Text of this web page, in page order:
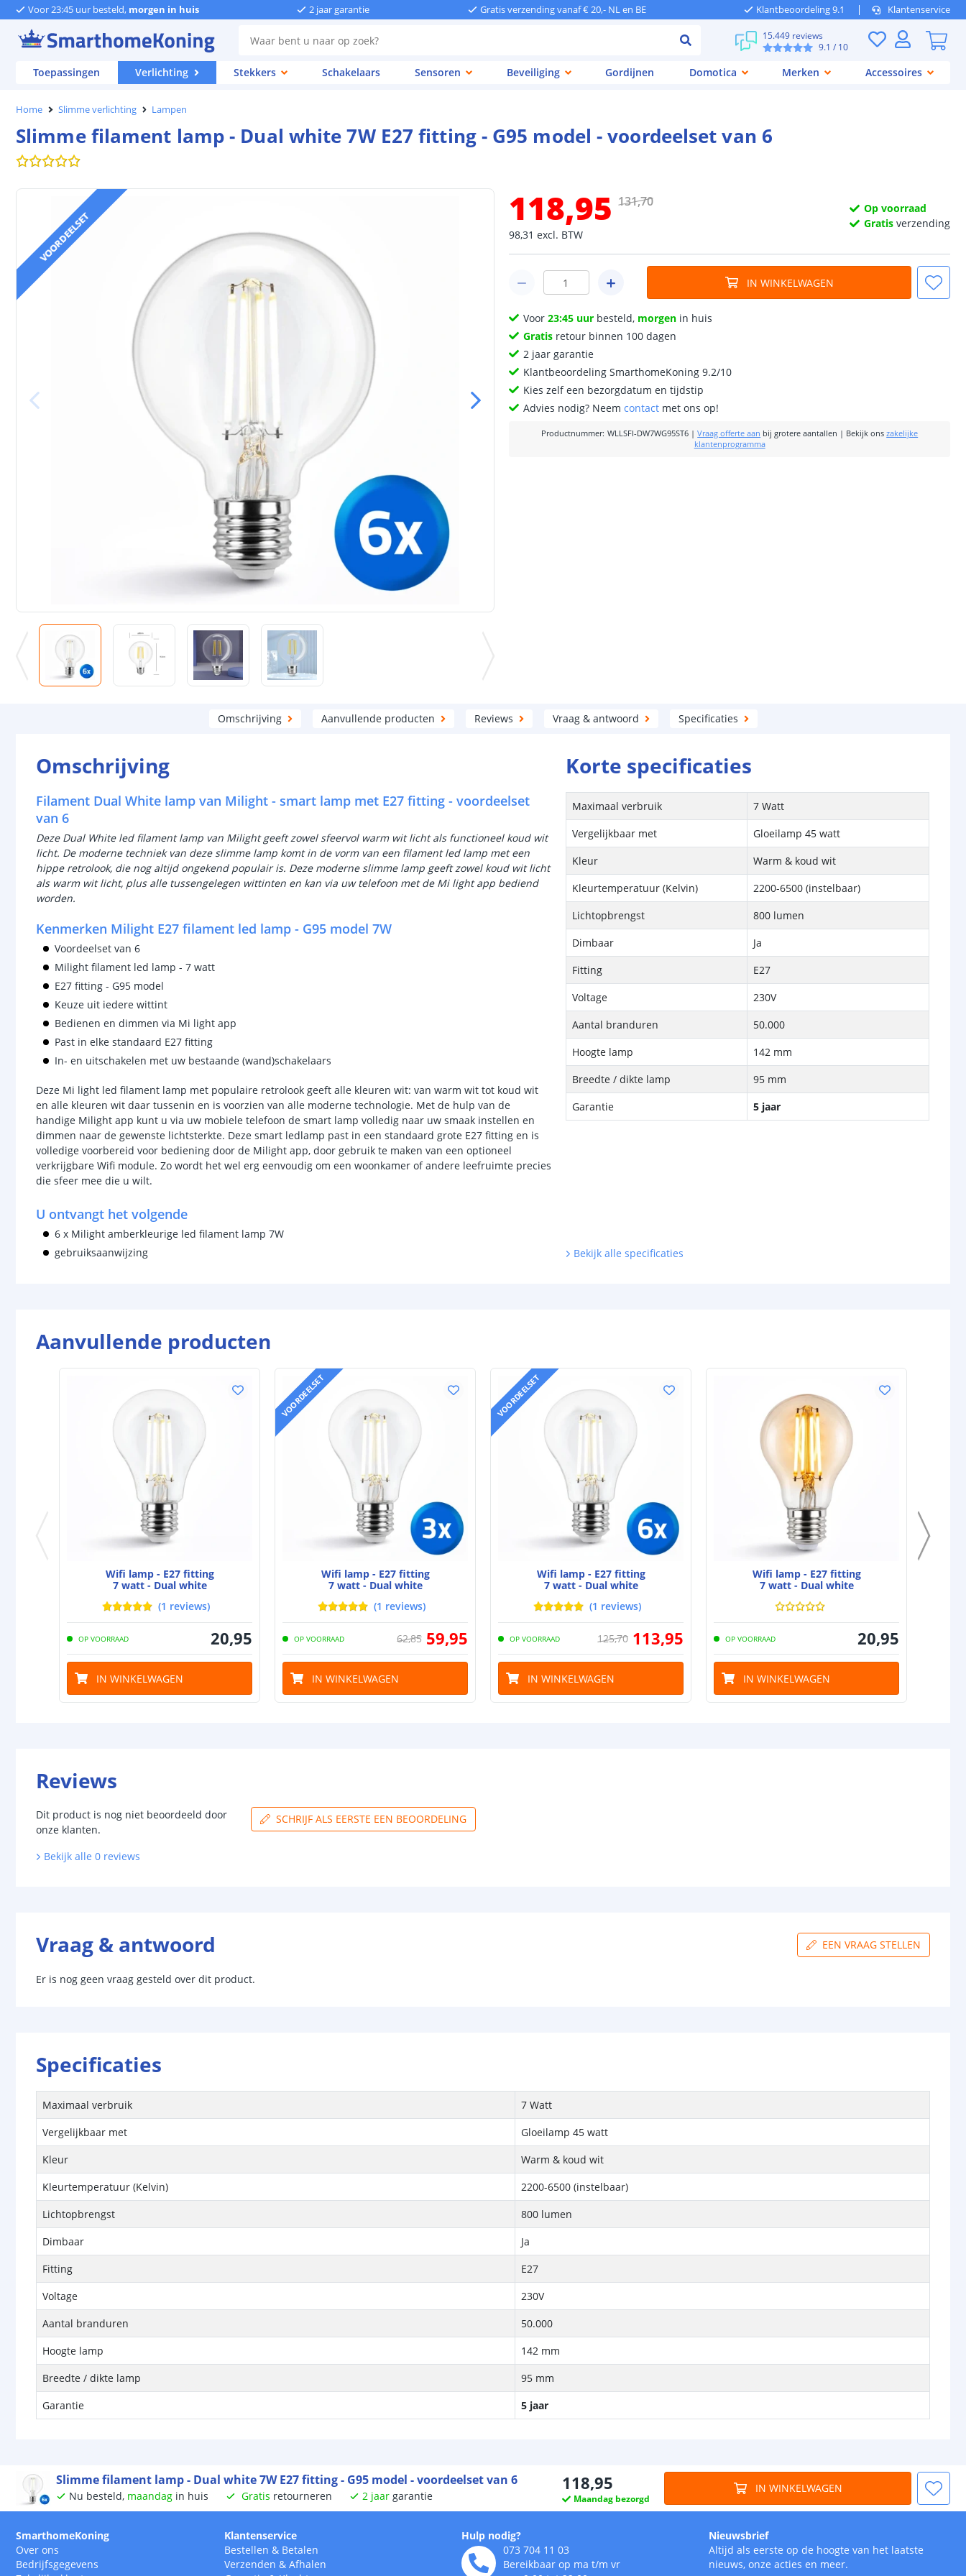
Voor 23:45 uur besteld, morgen in huis 2 jaar garantie Gratis verzending vanaf € 20,- NL en BE Klantbeoordeling 9.1 Klantenservice
15.449 reviews
9.1 / 10
Toepassingen Verlichting Stekkers Schakelaars Sensoren Beveiliging Gordijnen Domotica Merken Accessoires
Home Slimme verlichting Lampen
Slimme filament lamp - Dual white 7W E27 fitting - G95 model - voordeelset van 6
VOORDEELSET
118,95
98,31 excl. BTW
131,70
Op voorraad
Gratis verzending
IN WINKELWAGEN
Voor23:45 uur besteld, morgen in huis
Gratis retour binnen 100 dagen
2 jaar garantie
Klantbeoordeling SmarthomeKoning 9.2/10
Kies zelf een bezorgdatum en tijdstip
Advies nodig? Neemcontact met ons op!
Productnummer: WLLSFI-DW7WG95ST6 |Vraag offerte aan bij grotere aantallen | Bekijk ons zakelijke
klantenprogramma
Omschrijving Aanvullende producten Reviews Vraag & antwoord Specificaties
Omschrijving
Filament Dual White lamp van Milight - smart lamp met E27 fitting - voordeelset
van 6
Deze Dual White led filament lamp van Milight geeft zowel sfeervol warm wit licht als functioneel koud wit
licht. De moderne techniek van deze slimme lamp komt in de vorm van een filament led lamp met een
hippe retrolook, die nog altijd ongekend populair is. Deze moderne slimme lamp geeft zowel koud wit licht
als warm wit licht, plus alle tussengelegen wittinten en kan via uw telefoon met de Mi light app bediend
worden.
Kenmerken Milight E27 filament led lamp - G95 model 7W
Voordeelset van 6
Milight filament led lamp - 7 watt
E27 fitting - G95 model
Keuze uit iedere wittint
Bedienen en dimmen via Mi light app
Past in elke standaard E27 fitting
In- en uitschakelen met uw bestaande (wand)schakelaars
Deze Mi light led filament lamp met populaire retrolook geeft alle kleuren wit: van warm wit tot koud wit
en alle kleuren wit daar tussenin en is voorzien van alle moderne technologie. Met de hulp van de
handige Milight app kunt u via uw mobiele telefoon de smart lamp volledig naar uw smaak instellen en
dimmen naar de gewenste lichtsterkte. Deze smart ledlamp past in een standaard grote E27 fitting en is
volledige voorbereid voor bediening door de Milight app, door gebruik te maken van een optioneel
verkrijgbare Wifi module. Zo wordt het wel erg eenvoudig om een woonkamer of andere leefruimte precies
die sfeer mee die u wilt.
U ontvangt het volgende
6 x Milight amberkleurige led filament lamp 7W
gebruiksaanwijzing
Korte specificaties
Maximaal verbruik
7 Watt
Vergelijkbaar met
Gloeilamp 45 watt
Kleur
Warm & koud wit
Kleurtemperatuur (Kelvin)
2200-6500 (instelbaar)
Lichtopbrengst
800 lumen
Dimbaar
Ja
Fitting
E27
Voltage
230V
Aantal branduren
50.000
Hoogte lamp
142 mm
Breedte / dikte lamp
95 mm
Garantie
5 jaar
Bekijk alle specificaties
Aanvullende producten
Wifi lamp - E27 fitting
7 watt - Dual white
(1 reviews)
OP VOORRAAD 20,95
IN WINKELWAGEN
VOORDEELSET
Wifi lamp - E27 fitting
7 watt - Dual white
(1 reviews)
OP VOORRAAD 62,85 59,95
IN WINKELWAGEN
VOORDEELSET
Wifi lamp - E27 fitting
7 watt - Dual white
(1 reviews)
OP VOORRAAD 125,70 113,95
IN WINKELWAGEN
Wifi lamp - E27 fitting
7 watt - Dual white
OP VOORRAAD 20,95
IN WINKELWAGEN
Reviews
Dit product is nog niet beoordeeld door
onze klanten.
SCHRIJF ALS EERSTE EEN BEOORDELING
Bekijk alle 0 reviews
Vraag & antwoord EEN VRAAG STELLEN
Er is nog geen vraag gesteld over dit product.
Specificaties
Maximaal verbruik
7 Watt
Vergelijkbaar met
Gloeilamp 45 watt
Kleur
Warm & koud wit
Kleurtemperatuur (Kelvin)
2200-6500 (instelbaar)
Lichtopbrengst
800 lumen
Dimbaar
Ja
Fitting
E27
Voltage
230V
Aantal branduren
50.000
Hoogte lamp
142 mm
Breedte / dikte lamp
95 mm
Garantie
5 jaar
Slimme filament lamp - Dual white 7W E27 fitting - G95 model - voordeelset van 6
Nu besteld, maandag in huis Gratis retourneren 2 jaar garantie
118,95
Maandag bezorgd
IN WINKELWAGEN
SmarthomeKoning
Over ons
Bedrijfsgegevens
Klantenservice
Bestellen & Betalen
Verzenden & Afhalen
Hulp nodig?
073 704 11 03
Bereikbaar op ma t/m vr
Nieuwsbrief
Altijd als eerste op de hoogte van het laatste
nieuws, onze acties en meer.